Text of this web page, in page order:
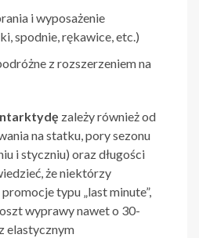
i wyposażenie
spodnie, rękawice, etc.)
z rozszerzeniem na
zależy również od
na statku, pory sezonu
i styczniu) oraz długości
że niektórzy
typu „last minute”,
wyprawy nawet o 30-
elastycznym